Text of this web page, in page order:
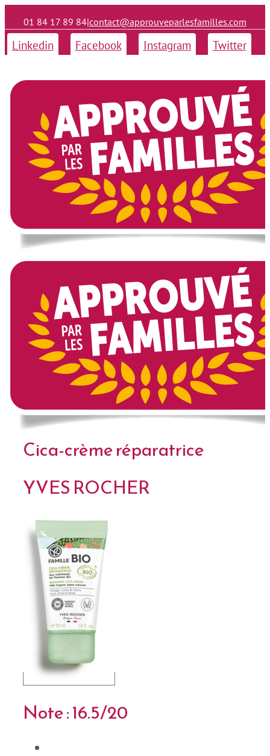
01 84 17 89 84|contact@approuveparlesfamilles.com
Linkedin Facebook Instagram Twitter
Cica-crème réparatrice
YVES ROCHER
Note : 16.5/20